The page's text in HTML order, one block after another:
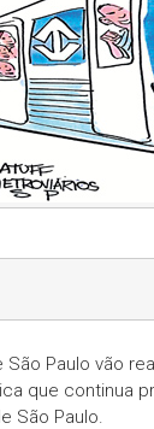
São Paulo vão
que continua
São Paulo.